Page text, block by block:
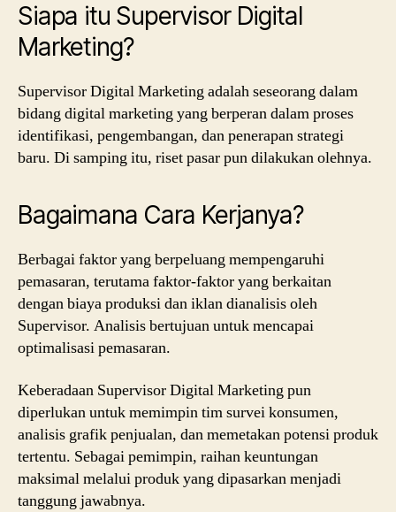
Siapa itu Supervisor Digital
Marketing?
Supervisor Digital Marketing adalah seseorang dalam
bidang digital marketing yang berperan dalam proses
identifikasi, pengembangan, dan penerapan strategi
baru. Di samping itu, riset pasar pun dilakukan olehnya.
Bagaimana Cara Kerjanya?
Berbagai faktor yang berpeluang mempengaruhi
pemasaran, terutama faktor-faktor yang berkaitan
dengan biaya produksi dan iklan dianalisis oleh
Supervisor. Analisis bertujuan untuk mencapai
optimalisasi pemasaran.
Keberadaan Supervisor Digital Marketing pun
diperlukan untuk memimpin tim survei konsumen,
analisis grafik penjualan, dan memetakan potensi produk
tertentu. Sebagai pemimpin, raihan keuntungan
maksimal melalui produk yang dipasarkan menjadi
tanggung jawabnya.